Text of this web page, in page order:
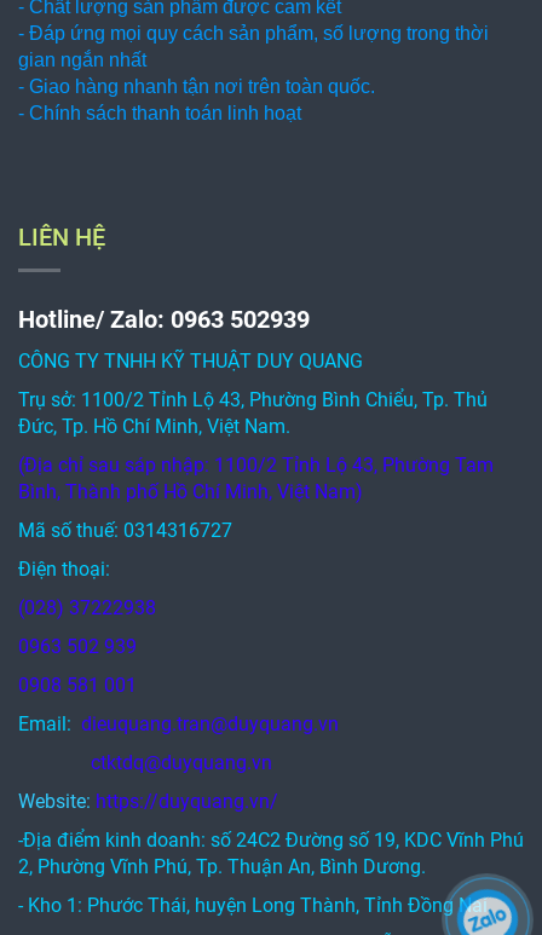
- Chất lượng sản phẩm được cam kết
- Đáp ứng mọi quy cách sản phẩm, số lượng trong thời
gian ngắn nhất
- Giao hàng nhanh tận nơi trên toàn quốc.
- Chính sách thanh toán linh hoạt
LIÊN HỆ
Hotline/ Zalo: 0963 502939
CÔNG TY TNHH KỸ THUẬT DUY QUANG
Trụ sở: 1100/2 Tỉnh Lộ 43, Phường Bình Chiểu, Tp. Thủ
Đức, Tp. Hồ Chí Minh, Việt Nam.
(Địa chỉ sau sáp nhập: 1100/2 Tỉnh Lộ 43, Phường Tam
Bình, Thành phố Hồ Chí Minh, Việt Nam)
Mã số thuế: 0314316727
Điện thoại:
(028) 37222938
0963 502 939
0908 581 001
Email: dieuquang.tran@duyquang.vn
ctktdq@duyquang.vn
Website: https://duyquang.vn/
-Địa điểm kinh doanh: số 24C2 Đường số 19, KDC Vĩnh Phú
2, Phường Vĩnh Phú, Tp. Thuận An, Bình Dương.
- Kho 1: Phước Thái, huyện Long Thành, Tỉnh Đồng Nai